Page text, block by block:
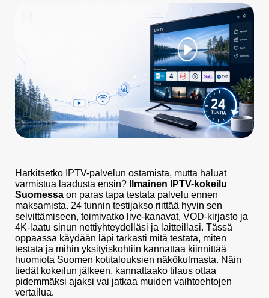
Harkitsetko IPTV-palvelun ostamista, mutta haluat
varmistua laadusta ensin?
Ilmainen IPTV-kokeilu
Suomessa on paras tapa testata palvelu ennen
maksamista. 24 tunnin testijakso riittää hyvin sen
selvittämiseen, toimivatko live-kanavat, VOD-kirjasto ja
4K-laatu sinun nettiyhteydelläsi ja laitteillasi. Tässä
oppaassa käydään läpi tarkasti mitä testata, miten
testata ja mihin yksityiskohtiin kannattaa kiinnittää
huomiota Suomen kotitalouksien näkökulmasta. Näin
tiedät kokeilun jälkeen, kannattaako tilaus ottaa
pidemmäksi ajaksi vai jatkaa muiden vaihtoehtojen
vertailua.